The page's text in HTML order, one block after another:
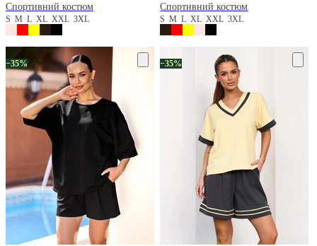
Спортивний костюм
S M L XL XXL 3XL
Спортивний костюм
SMLXLXXL3XL
−35% −35%